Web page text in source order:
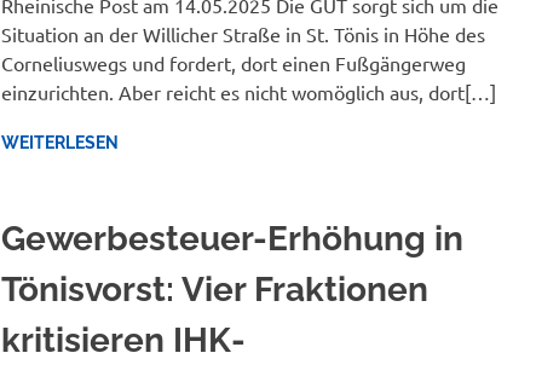
Rheinische Post am 14.05.2025 Die GUT sorgt sich um die
Situation an der Willicher Straße in St. Tönis in Höhe des
Corneliuswegs und fordert, dort einen Fußgängerweg
einzurichten. Aber reicht es nicht womöglich aus, dort[…]
WEITERLESEN
Gewerbesteuer-Erhöhung in
Tönisvorst: Vier Fraktionen
kritisieren IHK-